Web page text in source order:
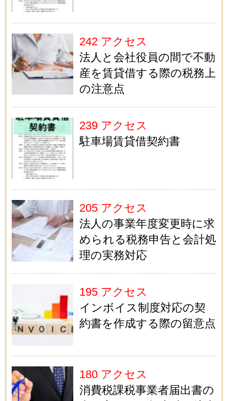
242 アクセス
法人と会社役員の間で不動
産を賃貸借する際の税務上
の注意点
239 アクセス
駐車場賃貸借契約書
205 アクセス
法人の事業年度変更時に求
められる税務申告と会計処
理の実務対応
195 アクセス
インボイス制度対応の契
約書を作成する際の留意点
180 アクセス
消費税課税事業者届出書の